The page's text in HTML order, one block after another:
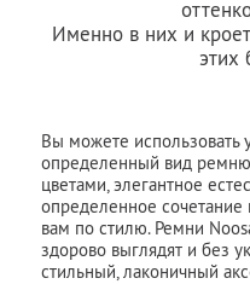
Именно в них и
этих
Вы можете использовать
определенный вид
цветами, элегантное
определенное
вам по стилю. Ремни
здорово выглядят и без
стильный, лаконичный